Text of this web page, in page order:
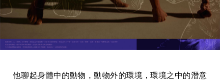
他聊起身體中的動物，動物外的環境，環境之中的潛意